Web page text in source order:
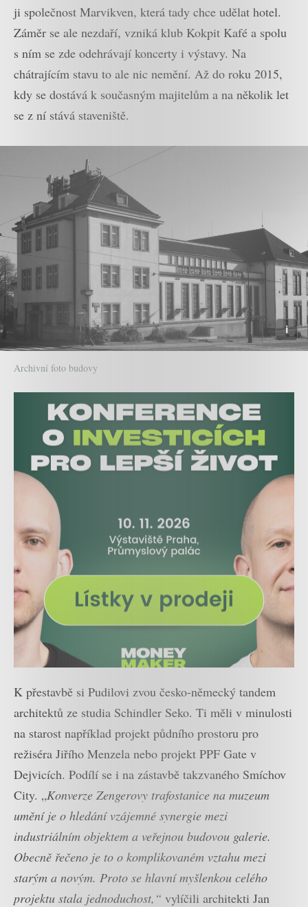
ji společnost Marvikven, která tady chce udělat hotel.
Záměr se ale nezdaří, vzniká klub Kokpit Kafé a spolu
s ním se zde odehrávají koncerty i výstavy. Na
chátrajícím stavu to ale nic nemění. Až do roku 2015,
kdy se dostává k současným majitelům a na několik let
se z ní stává staveniště.
Archivní foto budovy
K přestavbě si Pudilovi zvou česko-německý tandem
architektů ze studia Schindler Seko. Ti měli v minulosti
na starost například projekt půdního prostoru pro
režiséra Jiřího Menzela nebo projekt PPF Gate v
Dejvicích. Podílí se i na zástavbě takzvaného Smíchov
City. „Konverze Zengerovy trafostanice na muzeum
umění je o hledání vzájemné synergie mezi
industriálním objektem a veřejnou budovou galerie.
Obecně řečeno je to o komplikovaném vztahu mezi
starým a novým. Proto se hlavní myšlenkou celého
projektu stala jednoduchost,“ vylíčili architekti Jan